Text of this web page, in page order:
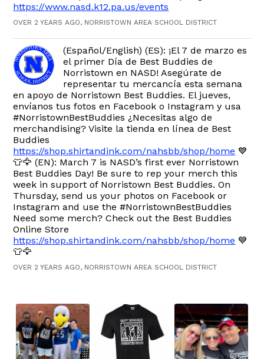
https://www.nasd.k12.pa.us/events
OVER 2 YEARS AGO, NORRISTOWN AREA SCHOOL DISTRICT
(Español/English) (ES): ¡El 7 de marzo es
el primer Día de Best Buddies de
Norristown en NASD! Asegúrate de
representar tu mercancía esta semana
en apoyo de Norristown Best Buddies. El jueves,
envíanos tus fotos en Facebook o Instagram y usa
#NorristownBestBuddies ¿Necesitas algo de
merchandising? Visite la tienda en línea de Best
Buddies
https://shop.shirtandink.com/nahsbb/shop/home 💙
👕🦅 (EN): March 7 is NASD’s first ever Norristown
Best Buddies Day! Be sure to rep your merch this
week in support of Norristown Best Buddies. On
Thursday, send us your photos on Facebook or
Instagram and use the #NorristownBestBuddies
Need some merch? Check out the Best Buddies
Online Store
https://shop.shirtandink.com/nahsbb/shop/home 💙
👕🦅
OVER 2 YEARS AGO, NORRISTOWN AREA SCHOOL DISTRICT